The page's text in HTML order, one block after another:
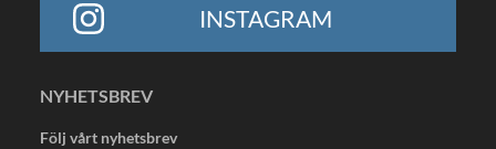
INSTAGRAM
NYHETSBREV
Följ vårt nyhetsbrev